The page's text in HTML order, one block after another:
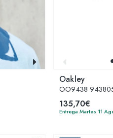
Oakley
OO9438
135,70€
Entrega Martes 11